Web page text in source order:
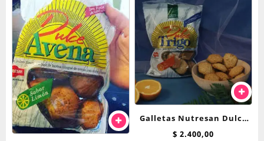
Galletas Nutresan Dulce
Trigo
$ 2.400,00